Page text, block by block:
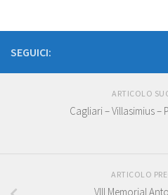
SEGUICI:
ARTICOLO
Cagliari – Villasimius –
ARTICOLO
VIII Memorial